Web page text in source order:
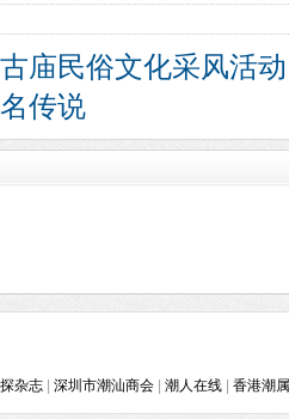
庙民俗文化采风活动
传说
杂志 深圳市潮汕商会 潮人在线 香港潮